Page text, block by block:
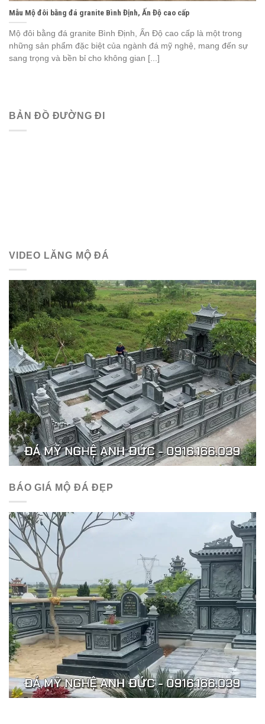
Mẫu Mộ đôi bằng đá granite Bình Định, Ấn Độ cao cấp
Mộ đôi bằng đá granite Bình Định, Ấn Độ cao cấp là một trong
những sản phẩm đặc biệt của ngành đá mỹ nghệ, mang đến sự
sang trọng và bền bỉ cho không gian [...]
BẢN ĐỒ ĐƯỜNG ĐI
VIDEO LĂNG MỘ ĐÁ
BÁO GIÁ MỘ ĐÁ ĐẸP